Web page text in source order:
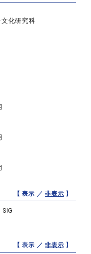
化研究科
【 表示 ／非表示 】
【 表示 ／非表示 】